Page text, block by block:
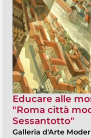
Educare alle
"Roma città
Sessantotto"
Galleria d'Arte